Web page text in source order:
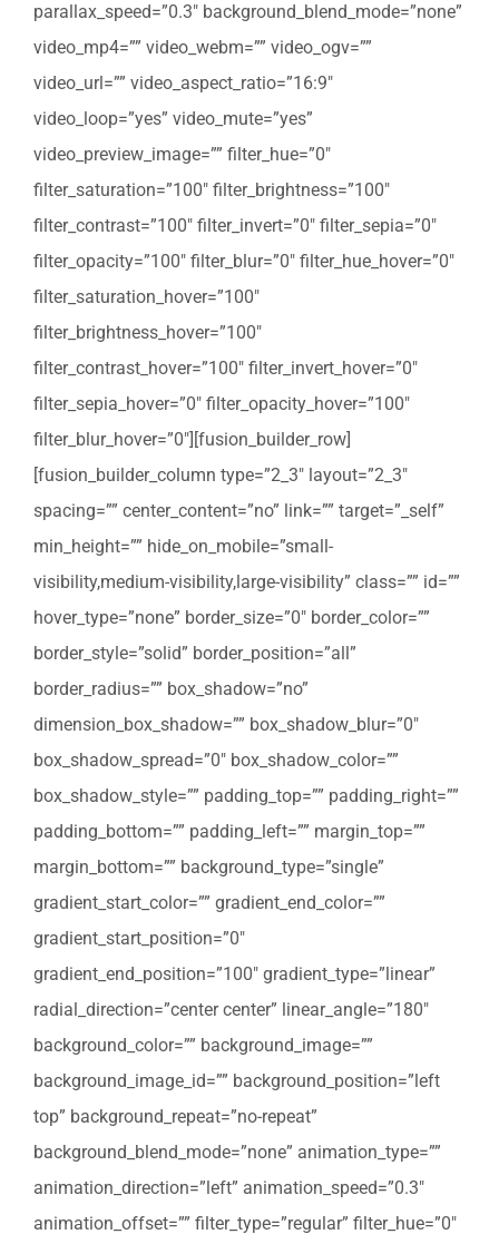
parallax_speed=”0.3″ background_blend_mode=”none”
video_mp4=”” video_webm=”” video_ogv=””
video_url=”” video_aspect_ratio=”16:9″
video_loop=”yes” video_mute=”yes”
video_preview_image=”” filter_hue=”0″
filter_saturation=”100″ filter_brightness=”100″
filter_contrast=”100″ filter_invert=”0″ filter_sepia=”0″
filter_opacity=”100″ filter_blur=”0″ filter_hue_hover=”0″
filter_saturation_hover=”100″
filter_brightness_hover=”100″
filter_contrast_hover=”100″ filter_invert_hover=”0″
filter_sepia_hover=”0″ filter_opacity_hover=”100″
filter_blur_hover=”0″][fusion_builder_row]
[fusion_builder_column type=”2_3″ layout=”2_3″
spacing=”” center_content=”no” link=”” target=”_self”
min_height=”” hide_on_mobile=”small-
visibility,medium-visibility,large-visibility” class=”” id=””
hover_type=”none” border_size=”0″ border_color=””
border_style=”solid” border_position=”all”
border_radius=”” box_shadow=”no”
dimension_box_shadow=”” box_shadow_blur=”0″
box_shadow_spread=”0″ box_shadow_color=””
box_shadow_style=”” padding_top=”” padding_right=””
padding_bottom=”” padding_left=”” margin_top=””
margin_bottom=”” background_type=”single”
gradient_start_color=”” gradient_end_color=””
gradient_start_position=”0″
gradient_end_position=”100″ gradient_type=”linear”
radial_direction=”center center” linear_angle=”180″
background_color=”” background_image=””
background_image_id=”” background_position=”left
top” background_repeat=”no-repeat”
background_blend_mode=”none” animation_type=””
animation_direction=”left” animation_speed=”0.3″
animation_offset=”” filter_type=”regular” filter_hue=”0″